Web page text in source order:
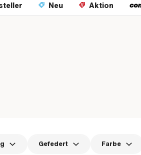
Neu Aktion
Gefedert Farbe